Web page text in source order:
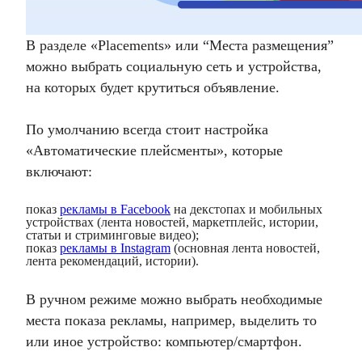
В разделе «Placements» или “Места размещения”
можно выбрать социальную сеть и устройства,
на которых будет крутиться объявление.
По умолчанию всегда стоит настройка
«Автоматические плейсменты», которые
включают:
показ рекламы в Facebook на декстопах и мобильных
устройствах (лента новостей, маркетплейс, истории,
статьи и стриминговые видео);
показ рекламы в Instagram (основная лента новостей,
лента рекомендаций, истории).
В ручном режиме можно выбрать необходимые
места показа рекламы, например, выделить то
или иное устройство: компьютер/смартфон.